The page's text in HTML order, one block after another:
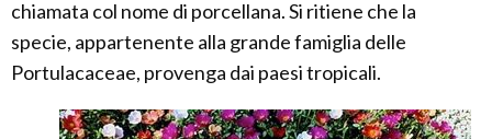
chiamata col nome di porcellana. Si ritiene che la
specie, appartenente alla grande famiglia delle
Portulacaceae, provenga dai paesi tropicali.